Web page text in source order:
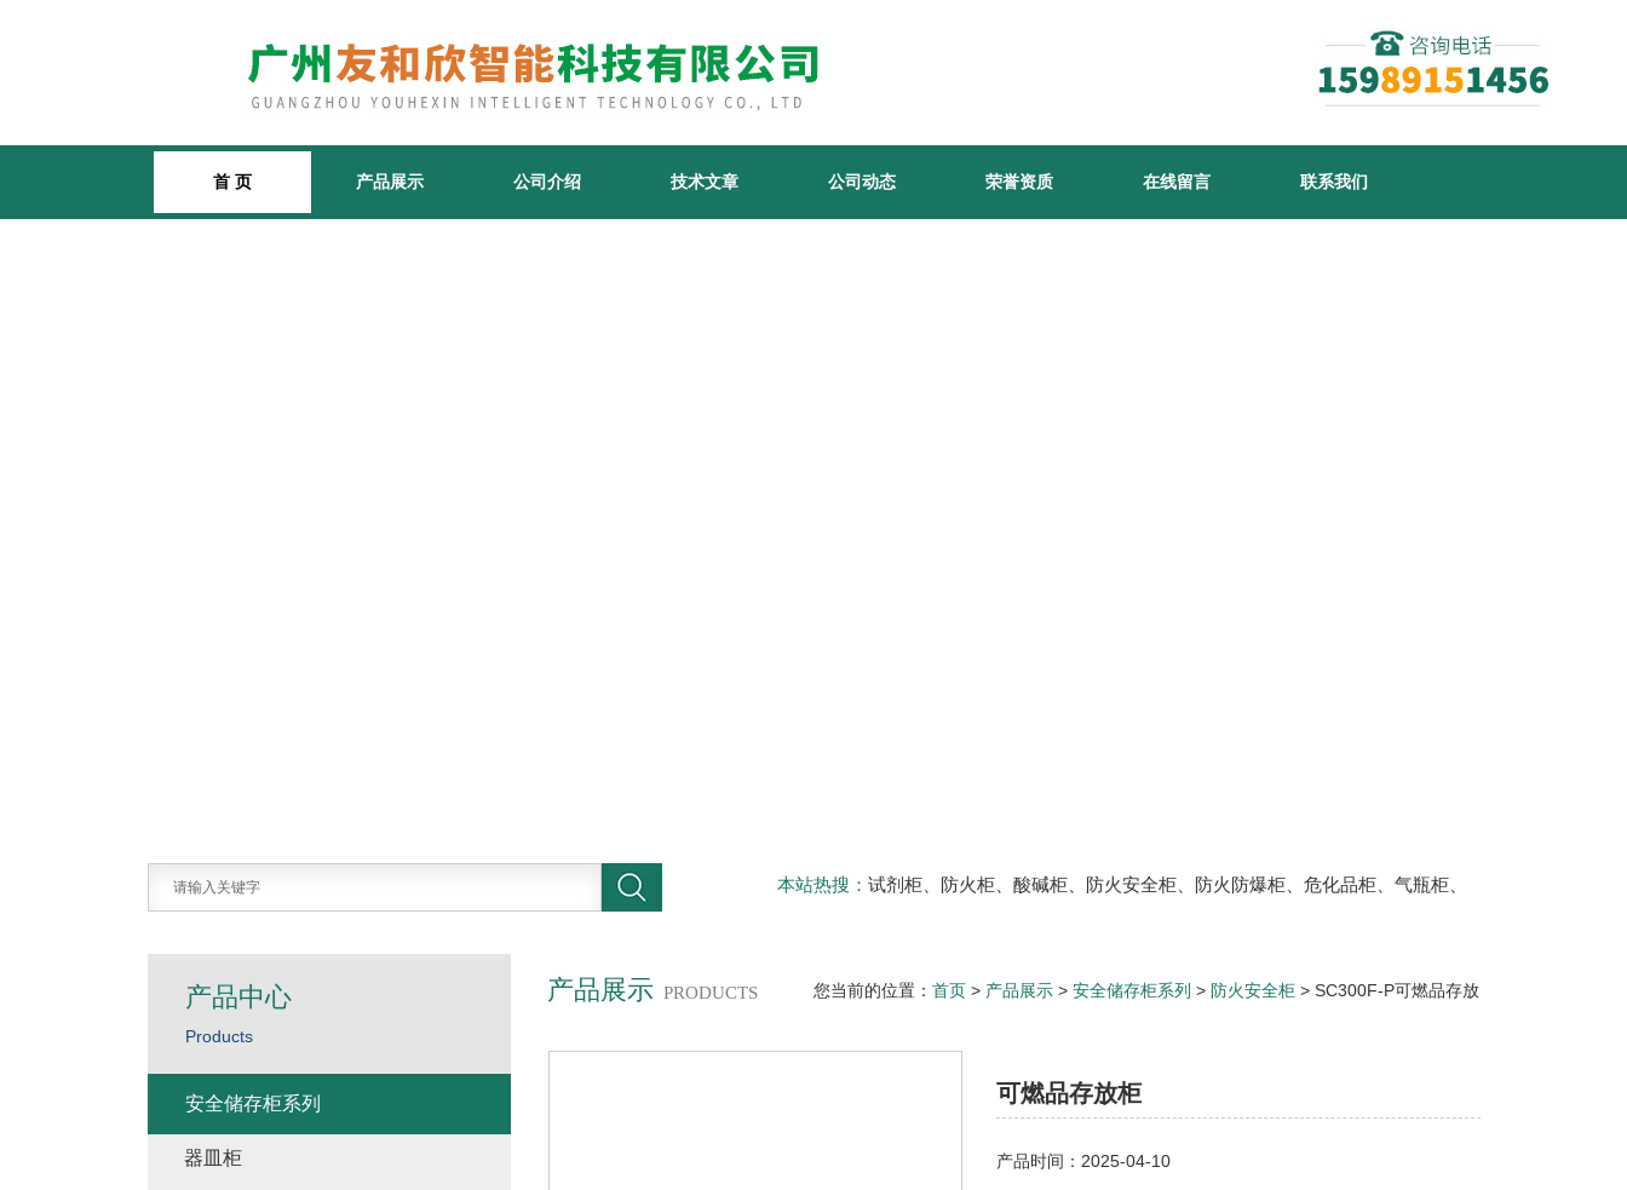
首 页 产品展示 公司介绍 技术文章 公司动态 荣誉资质 在线留言 联系我们
本站热搜： 试剂柜、防火柜、酸碱柜、防火安全柜、防火防爆柜、危化品柜、气瓶柜、
产品展示 PRODUCTS 您当前的位置： 首页 > 产品展示 > 安全储存柜系列 > 防火安全柜 > SC300F-P可燃品存放
可燃品存放柜
产品时间：2025-04-10
产品中心
Products
安全储存柜系列
器皿柜